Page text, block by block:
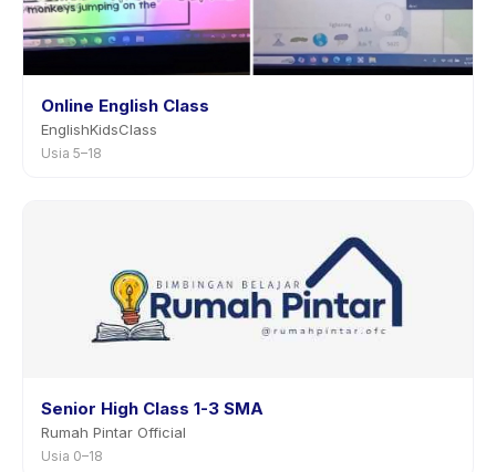
Online English Class
EnglishKidsClass
Usia 5–18
Senior High Class 1-3 SMA
Rumah Pintar Official
Usia 0–18